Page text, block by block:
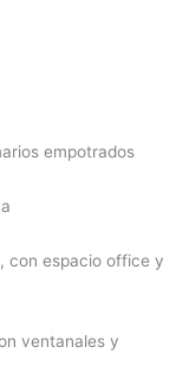
empotrados
con espacio office y
ventanales y